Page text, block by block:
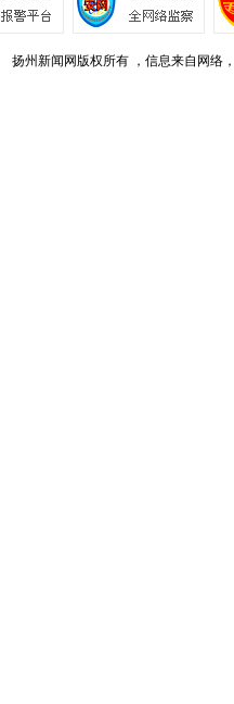
扬州新闻网版权所有 ，信息来自网络